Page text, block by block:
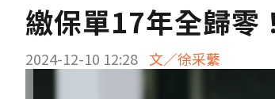
繳保單17年全歸零
2024-12-10 12:28 文／徐采蘩